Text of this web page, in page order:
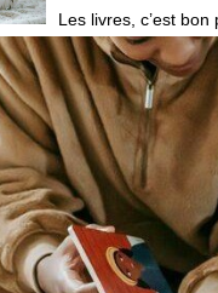
Les livres, c’est